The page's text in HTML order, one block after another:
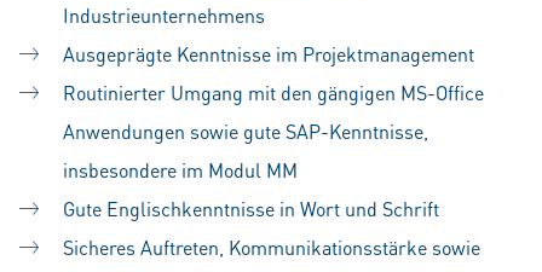
Industrieunternehmens
Ausgeprägte Kenntnisse im Projektmanagement
Routinierter Umgang mit den gängigen MS-Office
Anwendungen sowie gute SAP-Kenntnisse,
insbesondere im Modul MM
Gute Englischkenntnisse in Wort und Schrift
Sicheres Auftreten, Kommunikationsstärke sowie